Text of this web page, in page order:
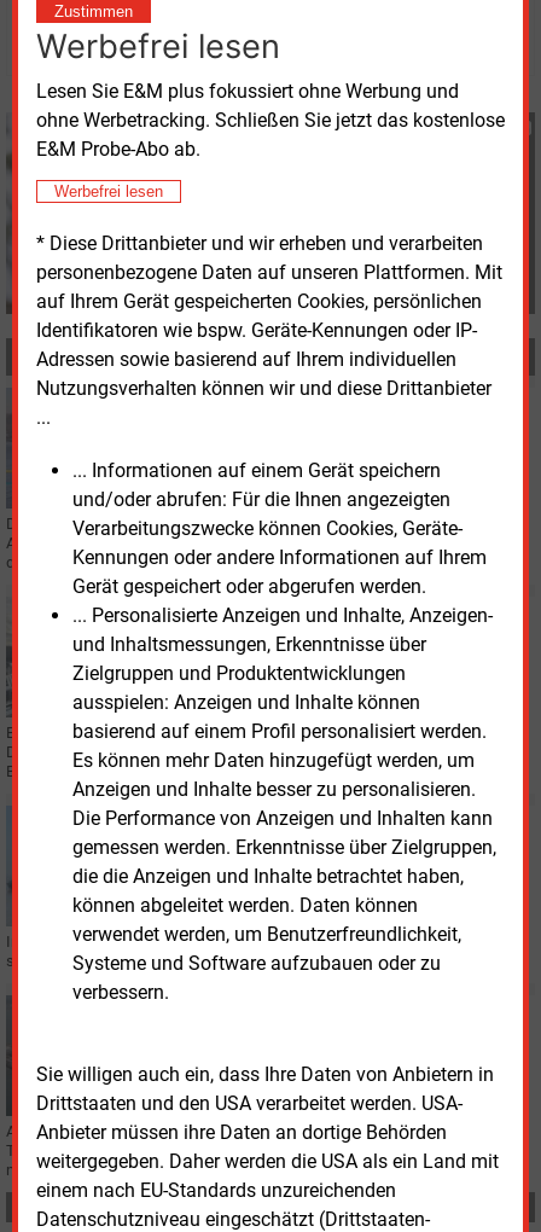
Zustimmen
Werbefrei lesen
Lesen Sie E&M plus fokussiert ohne Werbung und
ohne Werbetracking. Schließen Sie jetzt das kostenlose
E&M Probe-Abo ab.
Werbefrei lesen
* Diese Drittanbieter und wir erheben und verarbeiten
personenbezogene Daten auf unseren Plattformen. Mit
auf Ihrem Gerät gespeicherten Cookies, persönlichen
Identifikatoren wie bspw. Geräte-Kennungen oder IP-
Adressen sowie basierend auf Ihrem individuellen
Nutzungsverhalten können wir und diese Drittanbieter
...
... Informationen auf einem Gerät speichern
und/oder abrufen: Für die Ihnen angezeigten
Verarbeitungszwecke können Cookies, Geräte-
Kennungen oder andere Informationen auf Ihrem
Gerät gespeichert oder abgerufen werden.
... Personalisierte Anzeigen und Inhalte, Anzeigen-
und Inhaltsmessungen, Erkenntnisse über
Zielgruppen und Produktentwicklungen
ausspielen: Anzeigen und Inhalte können
basierend auf einem Profil personalisiert werden.
Es können mehr Daten hinzugefügt werden, um
Anzeigen und Inhalte besser zu personalisieren.
Die Performance von Anzeigen und Inhalten kann
gemessen werden. Erkenntnisse über Zielgruppen,
die die Anzeigen und Inhalte betrachtet haben,
können abgeleitet werden. Daten können
verwendet werden, um Benutzerfreundlichkeit,
Systeme und Software aufzubauen oder zu
verbessern.
Sie willigen auch ein, dass Ihre Daten von Anbietern in
Drittstaaten und den USA verarbeitet werden. USA-
Anbieter müssen ihre Daten an dortige Behörden
weitergegeben. Daher werden die USA als ein Land mit
einem nach EU-Standards unzureichenden
Datenschutzniveau eingeschätzt (Drittstaaten-
Katia Meyer-Tien
MEHR ZUM THEMA
Der Ölmulti Shell sieht weltweit gute Zeiten für verflüssigtes Erdgas.
Allerdings ging der europäische LNG-Import 2024 wegen der Erneuerbaren
deutlich zurück.
Mittwoch, 18.12.2024, 14:22
GAS
Bio-LNG-Anlage nimmt Betrieb auf
Eine neue Bio-LNG-Anlage im hessischen Burghaun startet den Probebetrieb.
Die Biomethan-Verflüssigungsanlage firmiert künftig unter „Erdgas Südwest
Bio-LNG GmbH“.
Dienstag, 10.12.2024, 16:40
GAS
World LNG Summit in Berlin stößt auf schwere
Proteste
In Berlin tagt ein internationaler Kongress der Flüssigerdgasbranche. Das
stößt auf Proteste von Umweltschützern und Sozialverbänden.
LNG aus Angola
Angola LNG, ein Vermarkter von verflüssigtem Erdgas, wird 0,5 Millionen
Tonnen LNG ab 2026 nach Europa liefern. Die Bundesgesellschaft Sefe hat
mit ihm einen Liefervertrag vereinbart.
Teilen: